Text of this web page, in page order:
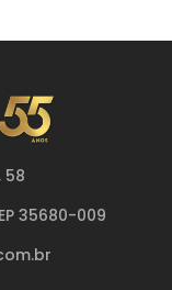
58
35680-009